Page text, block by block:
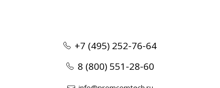
+7 (495) 252-76-64
8 (800) 551-28-60